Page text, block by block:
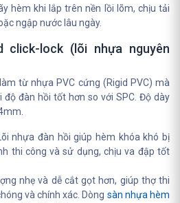
hèm khi lắp trên nền lồi lõm, chịu tải
ngập nước lâu ngày.
click-lock (lõi nhựa nguyên
từ nhựa PVC cứng (Rigid PVC) mà
độ đàn hồi tốt hơn so với SPC. Độ dày
nhựa đàn hồi giúp hèm khóa khó bị
thi công và sử dụng, chịu va đập tốt
nhẹ và dễ cắt gọt hơn, giúp thợ thi
và chính xác. Dòng sàn nhựa hèm